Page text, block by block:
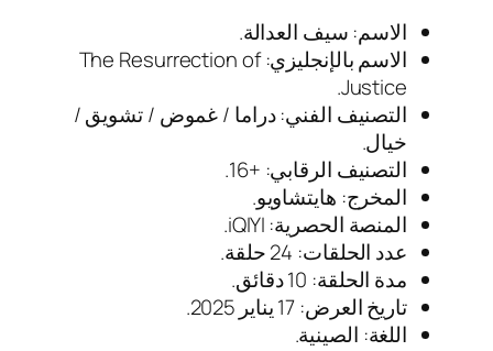
الاسم: سيف العدالة.
الاسم بالإنجليزي: The Resurrection of
Justice.
التصنيف الفني: دراما / غموض / تشويق /
خيال.
التصنيف الرقابي: +16.
المخرج: هايتشاويو.
المنصة الحصرية: iQIYI.
عدد الحلقات: 24 حلقة.
مدة الحلقة: 10 دقائق.
تاريخ العرض: 17 يناير 2025.
اللغة: الصينية.